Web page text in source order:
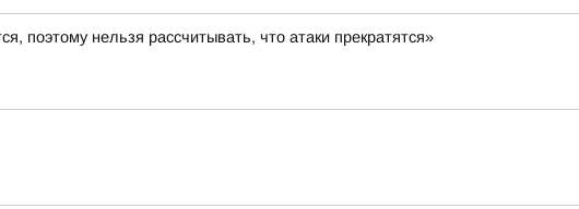
поэтому нельзя рассчитывать, что атаки прекратятся»